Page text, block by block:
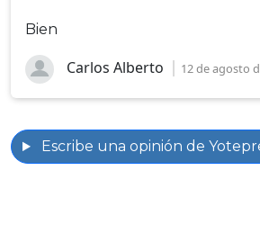
Bien
Carlos Alberto 12 de agosto
Escribe una opinión de